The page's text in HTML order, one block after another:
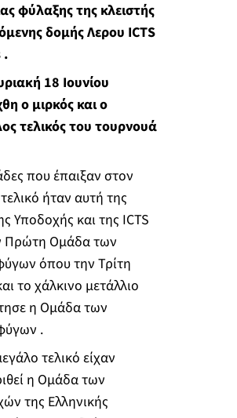
φύλαξης της κλειστής
δομής Λερου ΙCTS
.
18 Ιουνίου
ο μιρκός και ο
τελικός του τουρνουά
που έπαιξαν στον
ήταν αυτή της
Υποδοχής και της ICTS
Πρώτη Ομάδα των
όπου την Τρίτη
το χάλκινο μετάλλιο
η Ομάδα των
.
τελικό είχαν
η Ομάδα των
της Ελληνικής